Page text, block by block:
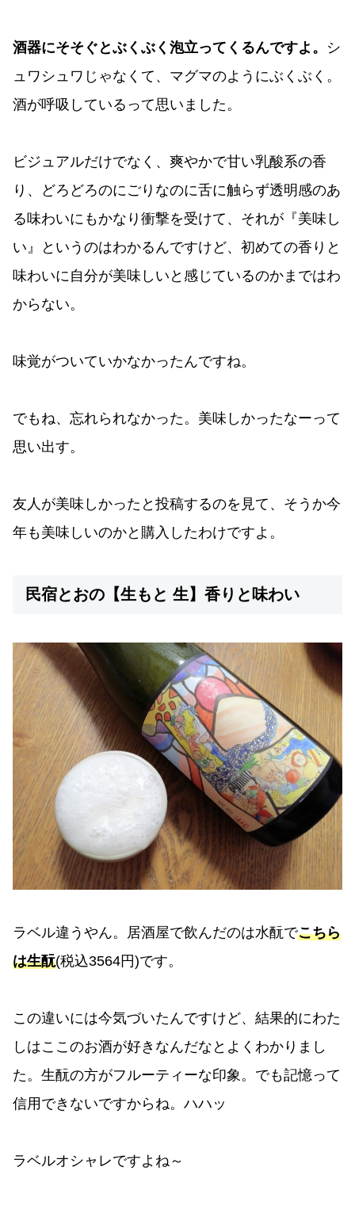
酒器にそそぐとぶくぶく泡立ってくるんですよ。 シ
ュワシュワじゃなくて、マグマのようにぶくぶく。
酒が呼吸しているって思いました。
ビジュアルだけでなく、爽やかで甘い乳酸系の香
り、どろどろのにごりなのに舌に触らず透明感のあ
る味わいにもかなり衝撃を受けて、それが『美味し
い』というのはわかるんですけど、初めての香りと
味わいに自分が美味しいと感じているのかまではわ
からない。
味覚がついていかなかったんですね。
でもね、忘れられなかった。美味しかったなーって
思い出す。
友人が美味しかったと投稿するのを見て、そうか今
年も美味しいのかと購入したわけですよ。
民宿とおの【生もと 生】香りと味わい
ラベル違うやん。居酒屋で飲んだのは水酛でこちら
は生酛(税込3564円)です。
この違いには今気づいたんですけど、結果的にわた
しはここのお酒が好きなんだなとよくわかりまし
た。生酛の方がフルーティーな印象。でも記憶って
信用できないですからね。ハハッ
ラベルオシャレですよね～